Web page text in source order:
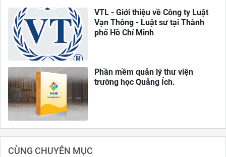
VTL - Giới thiệu về Công ty Luật
Vạn Thông - Luật sư tại Thành
phố Hồ Chí Minh
Phần mềm quản lý thư viện
trường học Quảng Ích.
CÙNG CHUYÊN MỤC